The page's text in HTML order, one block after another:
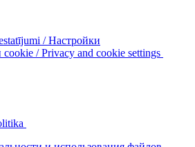
/ Настройки
/ Privacy and cookie settings